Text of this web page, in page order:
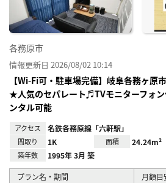
各務原市
情報更新日 2026/08/02 10:14
【Wi-Fi可・駐車場完備】岐阜各務ヶ原
★人気のセパレート♬TVモニターフォ
ンタル可能
アクセス 名鉄各務原線「六軒駅」
間取り 1K 面積 24.24m²
築年数 1995年 3月 築
プラン名・期間 月額目